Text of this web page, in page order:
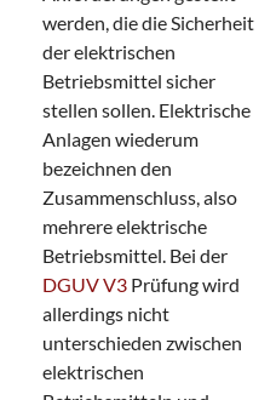
werden, die die Sicherheit
der elektrischen
Betriebsmittel sicher
stellen sollen. Elektrische
Anlagen wiederum
bezeichnen den
Zusammenschluss, also
mehrere elektrische
Betriebsmittel. Bei der
DGUV V3 Prüfung wird
allerdings nicht
unterschieden zwischen
elektrischen